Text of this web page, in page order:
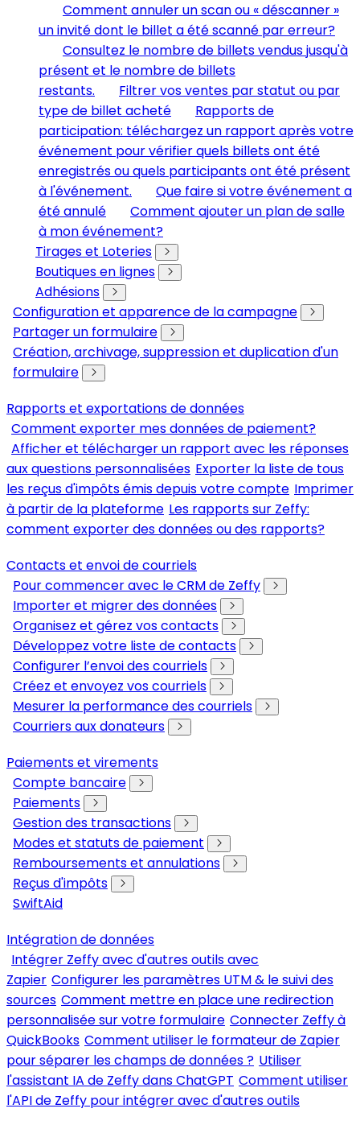
Comment annuler un scan ou « déscanner »
un invité dont le billet a été scanné par erreur?
Consultez le nombre de billets vendus jusqu'à
présent et le nombre de billets
restants.
Filtrer vos ventes par statut ou par
type de billet acheté
Rapports de
participation: téléchargez un rapport après votre
événement pour vérifier quels billets ont été
enregistrés ou quels participants ont été présent
à l'événement.
Que faire si votre événement a
été annulé
Comment ajouter un plan de salle
à mon événement?
Tirages et Loteries
Boutiques en lignes
Adhésions
Configuration et apparence de la campagne
Partager un formulaire
Création, archivage, suppression et duplication d'un
formulaire
Rapports et exportations de données
Comment exporter mes données de paiement?
Afficher et télécharger un rapport avec les réponses
aux questions personnalisées Exporter la liste de tous
les reçus d'impôts émis depuis votre compte Imprimer
à partir de la plateforme Les rapports sur Zeffy:
comment exporter des données ou des rapports?
Contacts et envoi de courriels
Pour commencer avec le CRM de Zeffy
Importer et migrer des données
Organisez et gérez vos contacts
Développez votre liste de contacts
Configurer l’envoi des courriels
Créez et envoyez vos courriels
Mesurer la performance des courriels
Courriers aux donateurs
Paiements et virements
Compte bancaire
Paiements
Gestion des transactions
Modes et statuts de paiement
Remboursements et annulations
Reçus d'impôts
SwiftAid
Intégration de données
Intégrer Zeffy avec d'autres outils avec
Zapier Configurer les paramètres UTM & le suivi des
sources Comment mettre en place une redirection
personnalisée sur votre formulaire Connecter Zeffy à
QuickBooks Comment utiliser le formateur de Zapier
pour séparer les champs de données ? Utiliser
l'assistant IA de Zeffy dans ChatGPT Comment utiliser
l'API de Zeffy pour intégrer avec d'autres outils